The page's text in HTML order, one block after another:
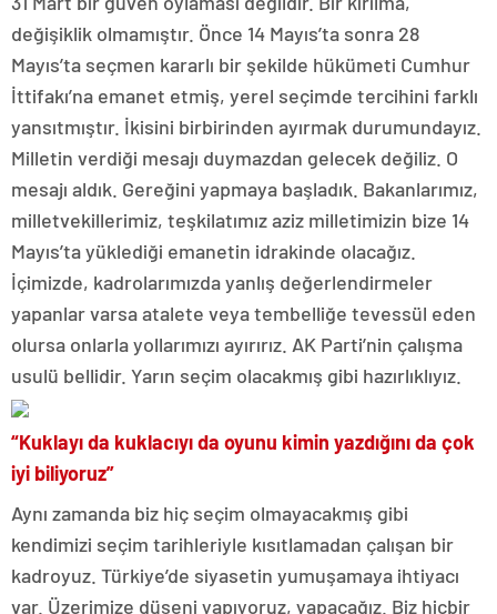
değişiklik olmamıştır. Önce 14 Mayıs’ta sonra 28
Mayıs’ta seçmen kararlı bir şekilde hükümeti Cumhur
İttifakı’na emanet etmiş, yerel seçimde tercihini farklı
yansıtmıştır. İkisini birbirinden ayırmak durumundayız.
Milletin verdiği mesajı duymazdan gelecek değiliz. O
mesajı aldık. Gereğini yapmaya başladık. Bakanlarımız,
milletvekillerimiz, teşkilatımız aziz milletimizin bize 14
Mayıs’ta yüklediği emanetin idrakinde olacağız.
İçimizde, kadrolarımızda yanlış değerlendirmeler
yapanlar varsa atalete veya tembelliğe tevessül eden
olursa onlarla yollarımızı ayırırız. AK Parti’nin çalışma
usulü bellidir. Yarın seçim olacakmış gibi hazırlıklıyız.
“Kuklayı da kuklacıyı da oyunu kimin yazdığını da çok
iyi biliyoruz”
Aynı zamanda biz hiç seçim olmayacakmış gibi
kendimizi seçim tarihleriyle kısıtlamadan çalışan bir
kadroyuz. Türkiye’de siyasetin yumuşamaya ihtiyacı
var. Üzerimize düşeni yapıyoruz, yapacağız. Biz hiçbir